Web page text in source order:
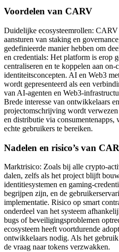
Voordelen van CARV
Duidelijke ecosysteemrollen:
aansturen van staking en
gedefinieerde manier hebben om
en credentials: Het platform is erop
centraliseren en te koppelen aan on-
identiteitsconcepten. AI en Web3
wordt gepresenteerd als een
van AI-agenten en Web3-
Brede interesse van ontwikkelaars
projectomschrijving wordt verwezen
en distributie via consumentenapps,
echte gebruikers te bereiken.
Nadelen en risico’s van
Marktrisico: Zoals bij alle crypto-
dalen, zelfs als het project blijft
identitiesystemen en gaming-
begrijpen zijn, en de
implementatie. Risico op smart
onderdeel van het systeem
bugs of beveiligingsproblemen
ecosysteem heeft voortdurende
ontwikkelaars nodig. Als het
de vraag naar tokens verzwakken.